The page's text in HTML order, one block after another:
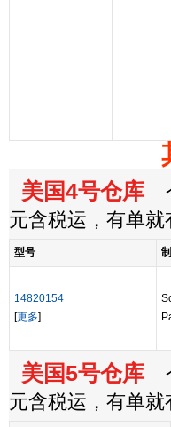
美国4号仓库
元含税运，有单
型号
14820154
[更多]
美国5号仓库
元含税运，有单